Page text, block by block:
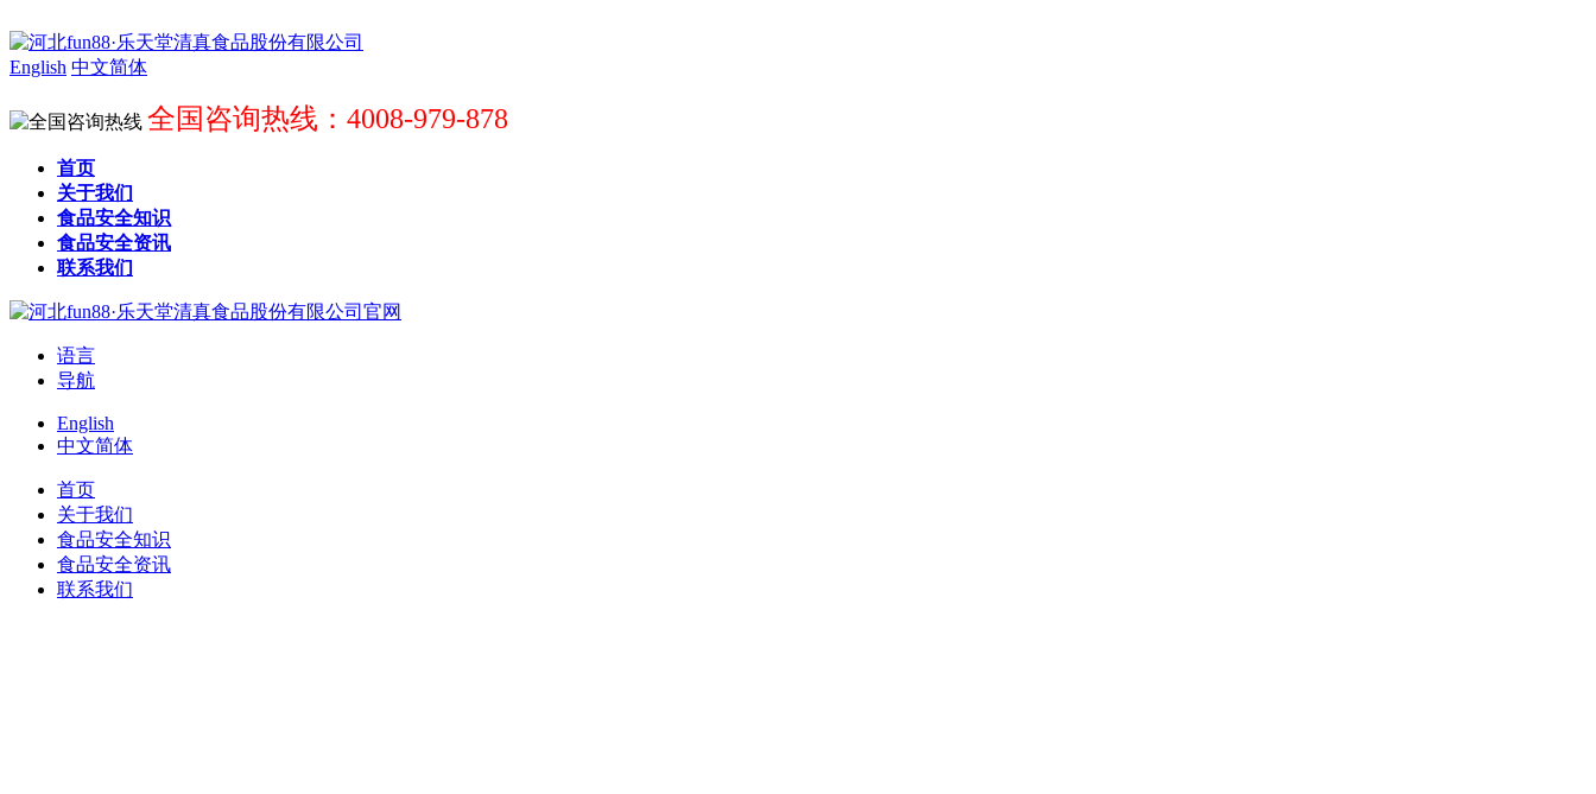
English 中文简体
全国咨询热线：4008-979-878
首页
关于我们
食品安全知识
食品安全资讯
联系我们
语言
导航
English
中文简体
首页
关于我们
食品安全知识
食品安全资讯
联系我们